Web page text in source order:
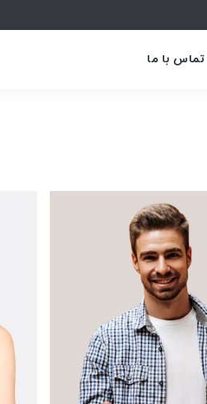
تماس با ما